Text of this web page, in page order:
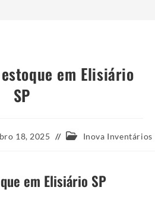
em Elisiário
SP
18, 2025
Categoria
Inova Inventários
em Elisiário SP